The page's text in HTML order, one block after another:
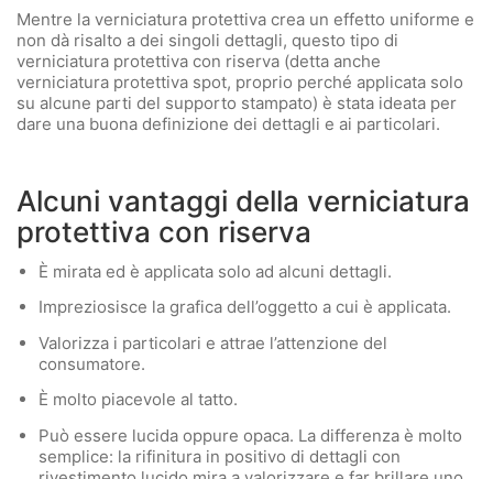
Mentre la verniciatura protettiva crea un effetto uniforme e
non dà risalto a dei singoli dettagli, questo tipo di
verniciatura protettiva con riserva (detta anche
verniciatura protettiva spot, proprio perché applicata solo
su alcune parti del supporto stampato) è stata ideata per
dare una buona definizione dei dettagli e ai particolari.
Alcuni vantaggi della verniciatura
protettiva con riserva
È mirata ed è applicata solo ad alcuni dettagli.
Impreziosisce la grafica dell’oggetto a cui è applicata.
Valorizza i particolari e attrae l’attenzione del
consumatore.
È molto piacevole al tatto.
Può essere lucida oppure opaca. La differenza è molto
semplice: la rifinitura in positivo di dettagli con